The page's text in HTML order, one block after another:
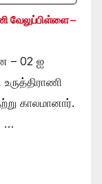
வேலுப்பிள்ளை –
– 02 ஐ
காலமானார்.
…